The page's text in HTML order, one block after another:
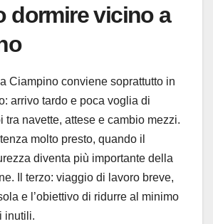
dormire vicino a
Ciampino conviene soprattutto in
arrivo tardo e poca voglia di
tra navette, attese e cambio mezzi.
molto presto, quando il
diventa più importante della
Il terzo: viaggio di lavoro breve,
e l’obiettivo di ridurre al minimo
inutili.